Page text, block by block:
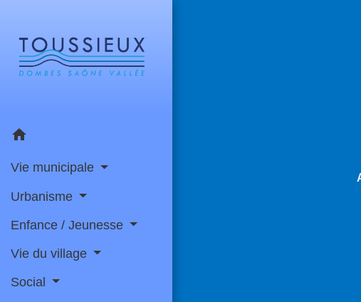
home
Vie municipale
Urbanisme
Enfance / Jeunesse
Vie du village
Social